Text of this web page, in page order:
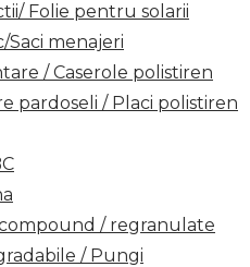
Folie pentru solarii
menajeri
/ Caserole polistiren
pardoseli / Placi polistiren
/ regranulate
/ Pungi